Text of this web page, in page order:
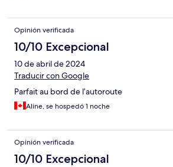
Opinión verificada
10/10 Excepcional
10 de abril de 2024
Traducir con Google
Parfait au bord de l’autoroute
Aline, se hospedó 1 noche
Opinión verificada
10/10 Excepcional